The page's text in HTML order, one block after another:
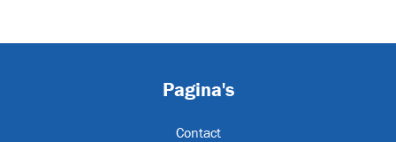
Pagina's
Contact